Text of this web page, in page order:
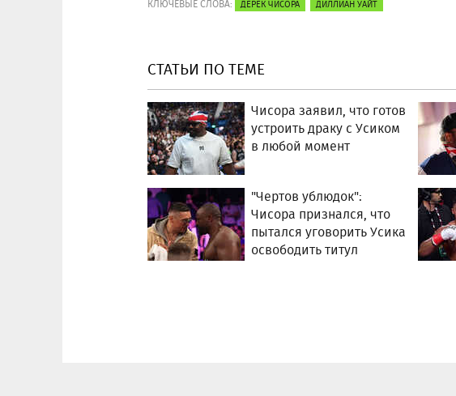
КЛЮЧЕВЫЕ СЛОВА: ДЕРЕК ЧИСОРА ДИЛЛИАН УАЙТ
СТАТЬИ ПО ТЕМЕ
Чисора заявил, что готов
устроить драку с Усиком
в любой момент
"Чертов ублюдок":
Чисора признался, что
пытался уговорить Усика
освободить титул